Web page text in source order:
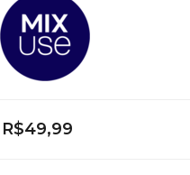
R$49,99